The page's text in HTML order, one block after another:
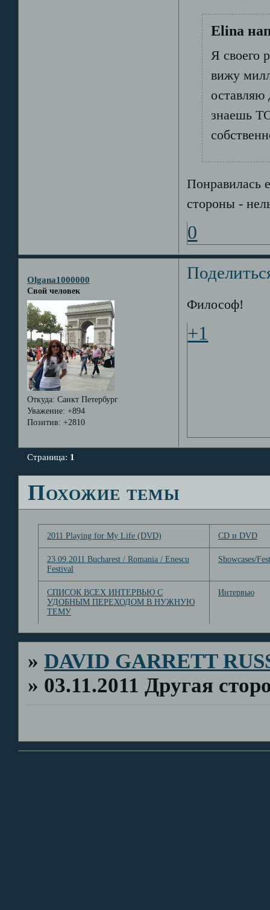
Elina
Я своего
вижу
оставляю
знаешь
Понравилась
стороны -
0
Olgana1000000
Свой человек
Откуда: Санкт Петербург
Уважение: +894
Позитив: +2810
Философ!
+1
Страница: 1
Похожие темы
2011 Playing for My Life (DVD) CD и DVD
23.09.2011 Bucharest / Romania / Enescu
Festival
Showcases/
СПИСОК ВСЕХ ИНТЕРВЬЮ С
УДОБНЫМ ПЕРЕХОДОМ В НУЖНУЮ
ТЕМУ
Интервью
»DAVID GARRETT
» 03.11.2011 Другая